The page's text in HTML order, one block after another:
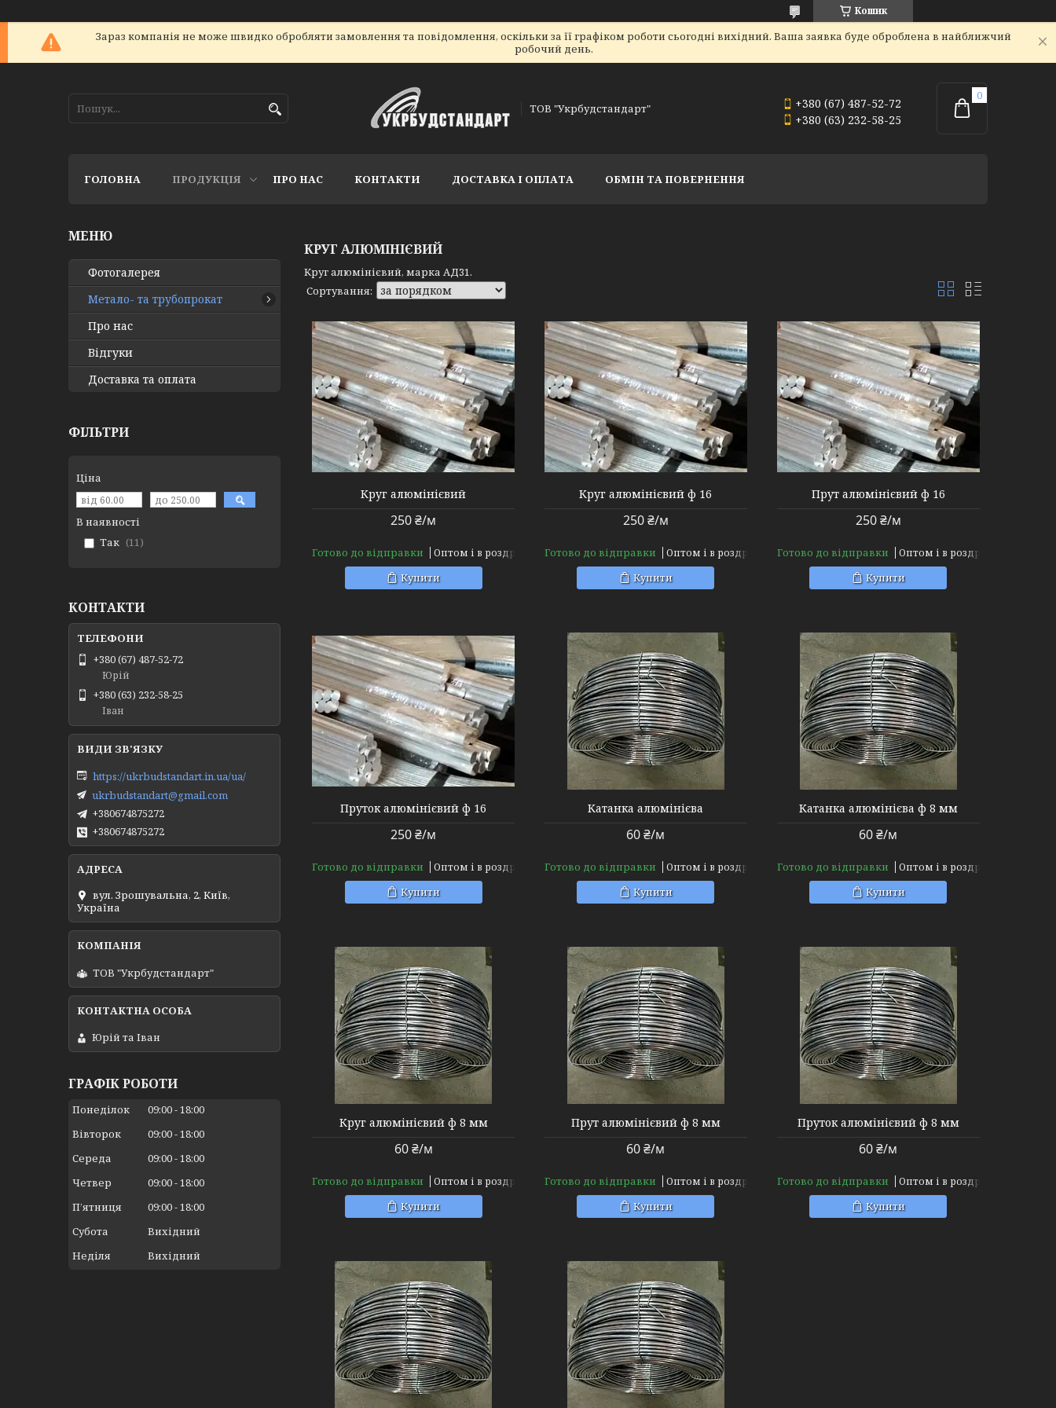
Кошик
Зараз компанія не може швидко обробляти замовлення та повідомлення, оскільки за її графіком роботи сьогодні вихідний. Ваша заявка буде оброблена в найближчий
робочий день.
ТОВ "Укрбудстандарт"
+380 (67) 487-52-72
+380 (63) 232-58-25
ГОЛОВНА ПРОДУКЦІЯ ПРО НАС КОНТАКТИ ДОСТАВКА І ОПЛАТА ОБМІН ТА ПОВЕРНЕННЯ
КРУГ АЛЮМІНІЄВИЙ
Круг алюмінієвий, марка АД31.
Круг алюмінієвий
250 ₴/м
Готово до відправки Оптом і в роздріб
Купити
Круг алюмінієвий ф 16
250 ₴/м
Готово до відправки Оптом і в роздріб
Купити
Прут алюмінієвий ф 16
250 ₴/м
Готово до відправки Оптом і в роздріб
Купити
Пруток алюмінієвий ф 16
250 ₴/м
Готово до відправки Оптом і в роздріб
Купити
Катанка алюмінієва
60 ₴/м
Готово до відправки Оптом і в роздріб
Купити
Катанка алюмінієва ф 8 мм
60 ₴/м
Готово до відправки Оптом і в роздріб
Купити
Круг алюмінієвий ф 8 мм
60 ₴/м
Готово до відправки Оптом і в роздріб
Купити
Прут алюмінієвий ф 8 мм
60 ₴/м
Готово до відправки Оптом і в роздріб
Купити
Пруток алюмінієвий ф 8 мм
60 ₴/м
Готово до відправки Оптом і в роздріб
Купити
Фотогалерея
Метало- та трубопрокат
Про нас
Відгуки
Доставка та оплата
ФІЛЬТРИ
Ціна
В наявності
Так
11
КОНТАКТИ
+380 (67) 487-52-72
Юрій
+380 (63) 232-58-25
Іван
https://ukrbudstandart.in.ua/ua/
ukrbudstandart@gmail.com
+380674875272
+380674875272
вул. Зрошувальна, 2, Київ,
Україна
ТОВ "Укрбудстандарт"
Юрій та Іван
ГРАФІК РОБОТИ
Понеділок 09:00 18:00
Вівторок
09:00 18:00
Середа
09:00 18:00
Четвер
09:00 18:00
Пʼятниця
09:00 18:00
Субота
Вихідний
Неділя
Вихідний